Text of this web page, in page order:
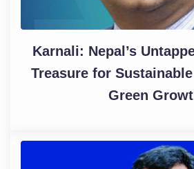
Karnali: Nepal’s
Treasure for
Green